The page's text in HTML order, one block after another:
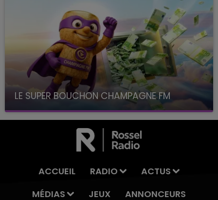
LE SUPER BOUCHON CHAMPAGNE FM
avec La Famille Champagne FM, à 8H10
ACCUEIL RADIO
ACTUS
MÉDIAS
JEUX ANNONCEURS